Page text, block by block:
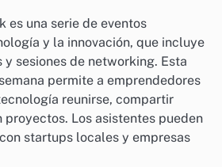
es una serie de eventos
y la innovación, que incluye
sesiones de networking. Esta
permite a emprendedores
reunirse, compartir
proyectos. Los asistentes pueden
startups locales y empresas